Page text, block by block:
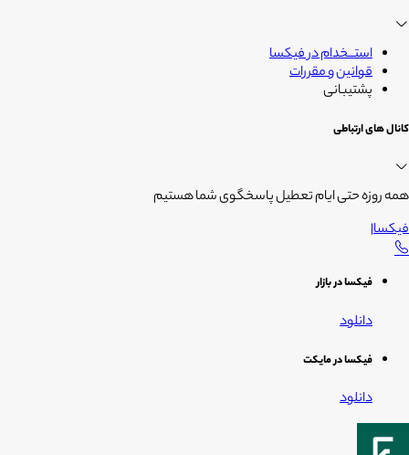
استــخدام در فیکسا
قوانین و مقررات
پشتیبانی
کانال های ارتباطی
همه روزه حتی ایام تعطیل پاسخگوی شما هستیم
فیکسا|
فیکسا در بازار
دانلود
فیکسا در مایکت
دانلود